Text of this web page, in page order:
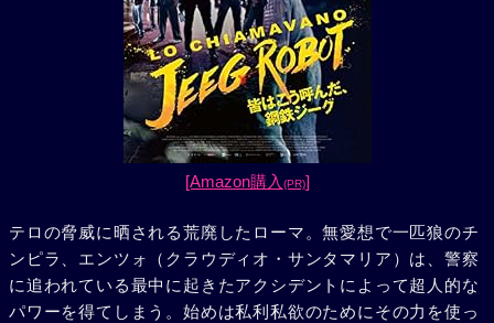
[Amazon購入 (PR)]
テロの脅威に晒される荒廃したローマ。無愛想で一匹狼のチ
ンピラ、エンツォ（クラウディオ・サンタマリア）は、警察
に追われている最中に起きたアクシデントによって超人的な
パワーを得てしまう。始めは私利私欲のためにその力を使っ